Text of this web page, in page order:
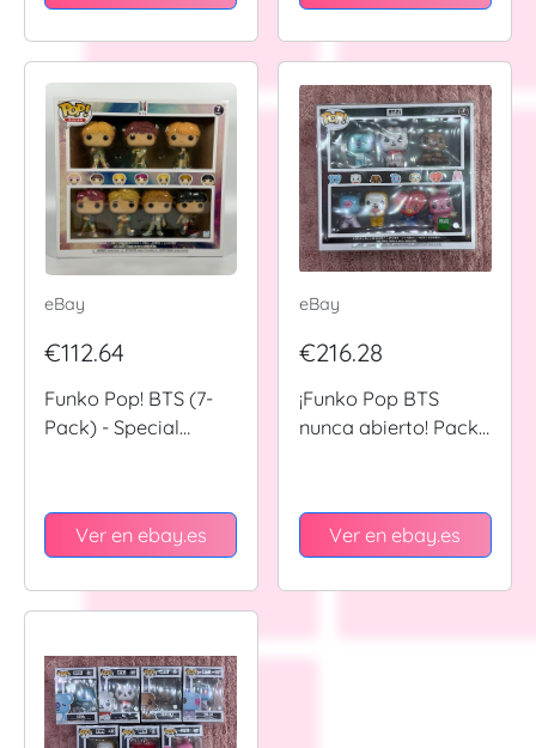
eBay
€112.64
Funko Pop! BTS (7-
Pack) - Special
Exclusive.
Ver en ebay.es
eBay
€216.28
¡Funko Pop BTS
nunca abierto! Pack
& NOBLE) +protector
Ver en ebay.es